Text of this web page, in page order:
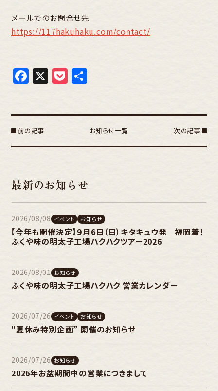
メールでのお問合せ先
https://117hakuhaku.com/contact/
Facebook
X Pocket
共
前の記事 お知らせ一覧 次の記事
最新のお知らせ
2026/08/08 イベント お知らせ
【今年も開催決定】９月6日（日）キタキュウ発 福岡着！
ふくや味の明太子工場ハクハクツアー2026
2026/08/01 お知らせ
ふくや味の明太子工場ハクハク 営業カレンダー
2026/07/26 イベント お知らせ
“夏休み特別企画” 開催のお知らせ
2026/07/26 お知らせ
2026年お盆期間中の営業につきまして